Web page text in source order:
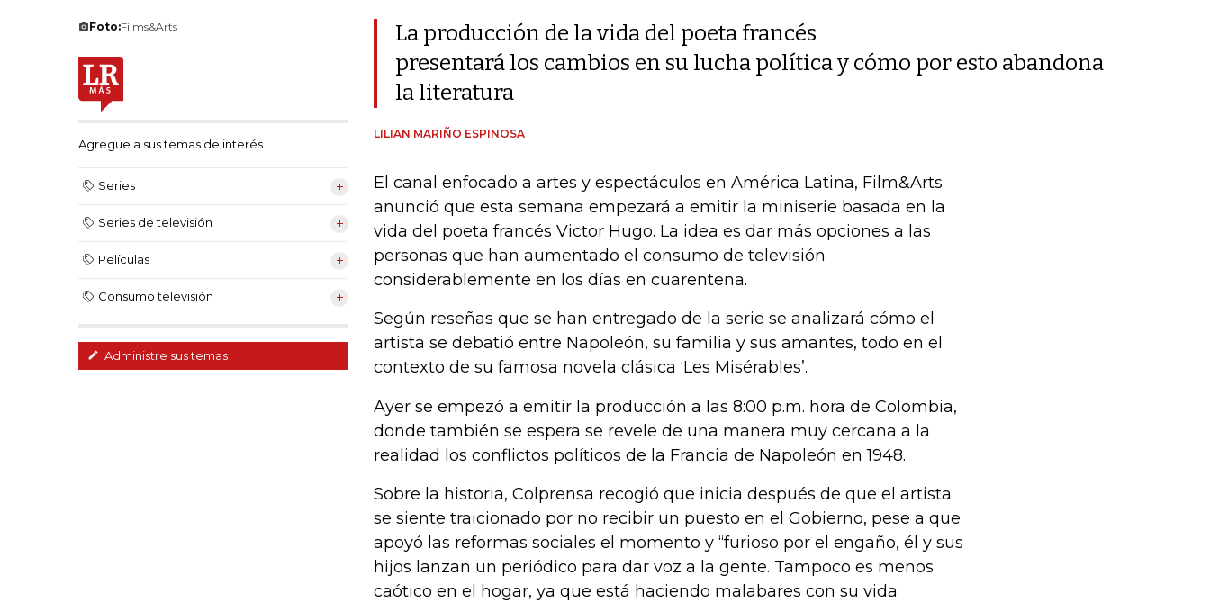
Foto:Films&Arts
Agregue a sus temas de interés
Series
Series de televisión
Películas
Consumo televisión
Administre sus temas
La producción de la vida del poeta francés
presentará los cambios en su lucha política y cómo por esto abandona
la literatura
LILIAN MARIÑO ESPINOSA
El canal enfocado a artes y espectáculos en América Latina, Film&Arts
anunció que esta semana empezará a emitir la miniserie basada en la
vida del poeta francés Victor Hugo. La idea es dar más opciones a las
personas que han aumentado el consumo de televisión
considerablemente en los días en cuarentena.
Según reseñas que se han entregado de la serie se analizará cómo el
artista se debatió entre Napoleón, su familia y sus amantes, todo en el
contexto de su famosa novela clásica ‘Les Misérables’.
Ayer se empezó a emitir la producción a las 8:00 p.m. hora de Colombia,
donde también se espera se revele de una manera muy cercana a la
realidad los conflictos políticos de la Francia de Napoleón en 1948.
Sobre la historia, Colprensa recogió que inicia después de que el artista
se siente traicionado por no recibir un puesto en el Gobierno, pese a que
apoyó las reformas sociales el momento y “furioso por el engaño, él y sus
hijos lanzan un periódico para dar voz a la gente. Tampoco es menos
caótico en el hogar, ya que está haciendo malabares con su vida